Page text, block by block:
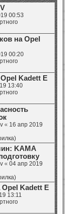
00:53
на Opel
00:20
Kadett E
13:40
« 16 апр 2019
KAMA
« 04 апр 2019
Kadett E
13:11